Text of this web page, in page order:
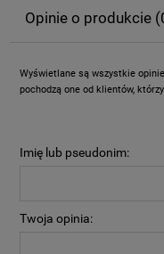
Opinie o produkcie
Wyświetlane są wszystkie
pochodzą one od klientów,
Imię lub pseudonim:
Twoja opinia: